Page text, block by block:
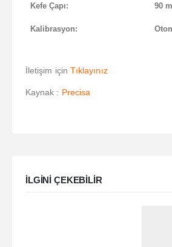
Kefe Çapı: 90
Kalibrasyon:
İletişim için Tıklayınız
Kaynak : Precisa
ILGINI ÇEKEBILIR